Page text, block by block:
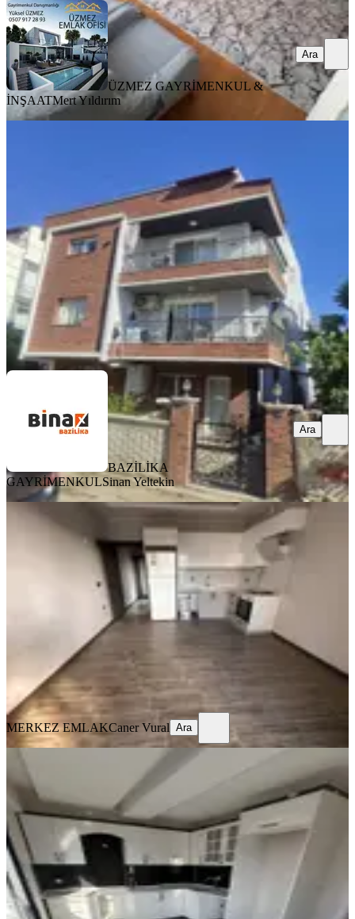
ÜZMEZ GAYRİMENKUL &
İNŞAATMert Yıldırım
Ara
Yüksek Kira Getirili Dublex
Bergama, Fatih Mahallesi
6+1·138 m²·2. Kat 06.08.2026
7.500.000 ₺
BAZİLİKA GAYRİMENKULSinan Yeltekin
Ara
BAZİLİKA
GAYRİMENKULSinan Yeltekin
Ara
Atatürk Mahallesinde Lüks 1+1
Satılık Daire Fırsat!!!
Bergama, Atatürk Mahallesi
1+1
·50 m² Yüksek giriş ·05.08.2026
2.800.000 ₺
MERKEZ EMLAK Caner Vural
Ara
MERKEZ EMLAKCaner Vural Ara
Mega Gayrimenkulden Fatih Mah
Satılık Sıfır 2+1 Daire
Bergama, Fatih Mahallesi
2+1
05.08.2026
4.250.000 ₺